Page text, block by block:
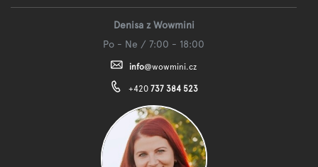
Denisa z Wowmini
Po - Ne / 7:00 - 18:00
info@wowmini.cz
+420 737 384 523